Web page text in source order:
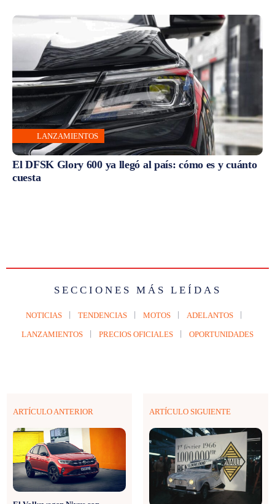
LANZAMIENTOS
El DFSK Glory 600 ya llegó al país: cómo es y cuánto
cuesta
SECCIONES MÁS LEÍDAS
NOTICIAS TENDENCIAS MOTOS ADELANTOS
LANZAMIENTOS PRECIOS OFICIALES OPORTUNIDADES
ARTÍCULO ANTERIOR ARTÍCULO SIGUIENTE